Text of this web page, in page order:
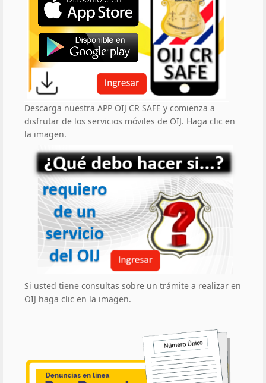
Descarga nuestra APP OIJ CR SAFE y comienza a
disfrutar de los servicios móviles de OIJ. Haga clic en
la imagen.
Si usted tiene consultas sobre un trámite a realizar en
OIJ haga clic en la imagen.